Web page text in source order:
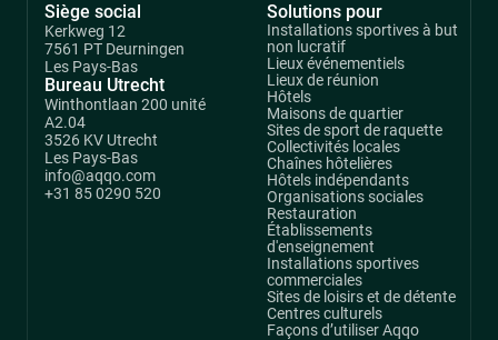
Siège social
Kerkweg 12
7561 PT Deurningen
Les Pays-Bas
Bureau Utrecht
Winthontlaan 200 unité
A2.04
3526 KV Utrecht
Les Pays-Bas
info@aqqo.com
+31 85 0290 520
Solutions pour
Installations sportives à but
non lucratif
Lieux événementiels
Lieux de réunion
Hôtels
Maisons de quartier
Sites de sport de raquette
Collectivités locales
Chaînes hôtelières
Hôtels indépendants
Organisations sociales
Restauration
Établissements
d'enseignement
Installations sportives
commerciales
Sites de loisirs et de détente
Centres culturels
Façons d’utiliser Aqqo